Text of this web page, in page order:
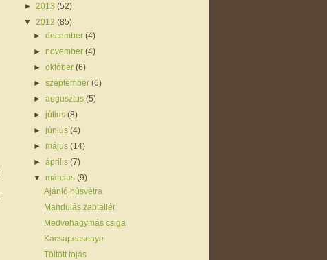
► 2013 (52)
▼ 2012 (85)
►december(4)
►november(4)
►október(6)
►szeptember(6)
►augusztus(5)
►július(8)
►június(4)
►május(14)
►április(7)
▼március(9)
Ajánló húsvétra
Mandulás zabtallér
Medvehagymás csiga
Kacsapecsenye
Töltött tojás